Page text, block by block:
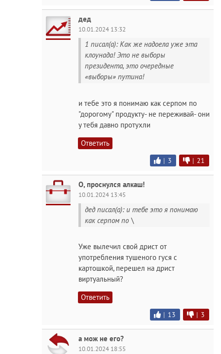
дед
10.01.2024 13:32
1 писал(а): Как же надоела уже эта
клоунада! Это не выборы
президента, это очередные
«выборы» путина!
и тебе это я понимаю как серпом по
"дорогому" продукту- не переживай- они
у тебя давно протухли
Ответить
| 3 | 21
О, проснулся алкаш!
10.01.2024 13:45
дед писал(а): и тебе это я понимаю
как серпом по \
Уже вылечил свой дpиcт от
употребления тушеного гуся с
картошкой, перешел на дpиcт
виртуальный?
Ответить
| 13 | 3
а мож не его?
10.01.2024 18:55